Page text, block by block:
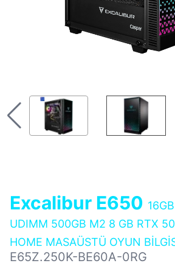
Excalibur E650
UDIMM 500GB M2 8 GB RTX
HOME MASAÜSTÜ OYUN
E65Z.250K-BE60A-0RG